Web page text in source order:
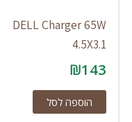
DELL Charger 65W
4.5X3.1
₪143
הוספה לסל